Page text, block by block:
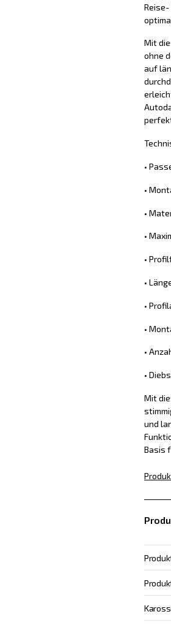
Reise-
Mit
ohne
auf
•
•
•
•
•
•
•
•
•
•
Mit
und
Basis